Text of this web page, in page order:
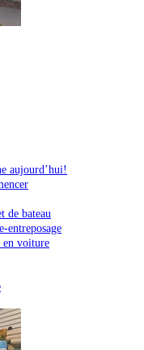
aujourd’hui!
de bateau
entreposage
en voiture